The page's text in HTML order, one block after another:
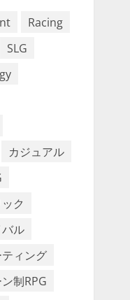
Racing
SLG
カジュアル
ク
ル
ィング
制RPG